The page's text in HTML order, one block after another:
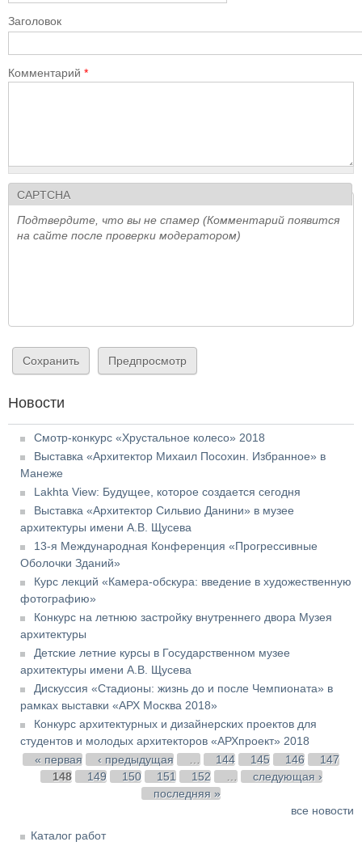
Заголовок
Комментарий *
CAPTCHA
Подтвердите, что вы не спамер (Комментарий появится
на сайте после проверки модератором)
Новости
Смотр-конкурс «Хрустальное колесо» 2018
Выставка «Архитектор Михаил Посохин. Избранное» в
Манеже
Lakhta View: Будущее, которое создается сегодня
Выставка «Архитектор Сильвио Данини» в музее
архитектуры имени А.В. Щусева
13-я Международная Конференция «Прогрессивные
Оболочки Зданий»
Курс лекций «Камера-обскура: введение в художественную
фотографию»
Конкурс на летнюю застройку внутреннего двора Музея
архитектуры
Детские летние курсы в Государственном музее
архитектуры имени А.В. Щусева
Дискуссия «Стадионы: жизнь до и после Чемпионата» в
рамках выставки «АРХ Москва 2018»
Конкурс архитектурных и дизайнерских проектов для
студентов и молодых архитекторов «АРХпроект» 2018
Страницы
« первая ‹ предыдущая 144 145 146
147
148
149 150 151 152
следующая ›
последняя »
все новости
Каталог работ